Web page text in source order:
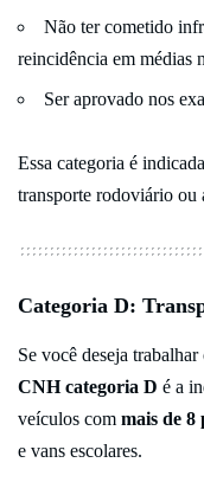
Não ter cometido
reincidência em médias
Ser aprovado nos
Essa categoria é
transporte rodoviário ou
Categoria D:
Se você deseja
CNH categoria D é a
veículos com mais de 8
e vans escolares.